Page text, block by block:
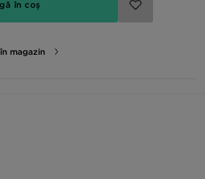
în coș
magazin